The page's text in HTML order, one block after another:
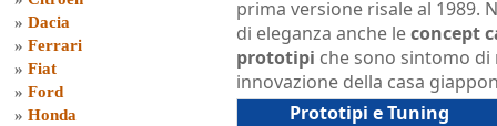
» Dacia
» Ferrari
» Fiat
» Ford
» Honda
prima versione risale al 1989.
di eleganza anche leconcept
prototipi che sono sintomo di
innovazione della casa
Prototipi e Tuning